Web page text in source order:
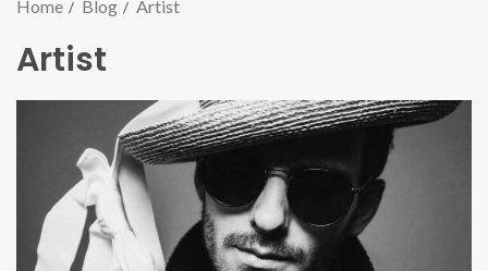
Home Blog Artist
Artist